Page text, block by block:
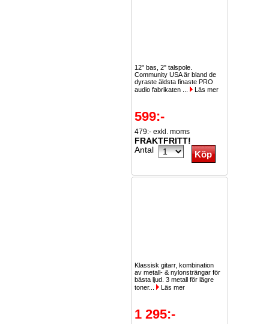
12" bas, 2" talspole.
Community USA är bland de
dyraste äldsta finaste PRO
audio fabrikaten ...
Läs mer
599:-
479:- exkl. moms
FRAKTFRITT!
Antal
Klassisk gitarr, kombination
av metall- & nylonsträngar för
bästa ljud. 3 metall för lägre
toner...
Läs mer
1 295:-